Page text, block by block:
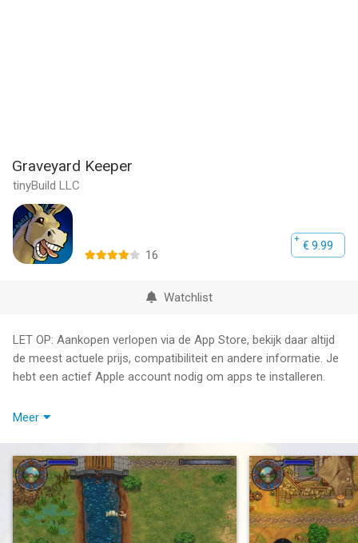
Graveyard Keeper
tinyBuild LLC
€ 9.99
16
Watchlist
LET OP: Aankopen verlopen via de App Store, bekijk daar altijd
de meest actuele prijs, compatibiliteit en andere informatie. Je
hebt een actief Apple account nodig om apps te installeren.
Graveyard Keeper is the most inaccurate medieval cemetery
shortcuts to cut costs. Use all the resources you can find.
After all, this is a game about the spirit of capitalism, and doing
whatever it takes to build a thriving business. And it’s also a
love story.
Meer